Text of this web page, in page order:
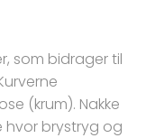
som bidrager til
(krum). Nakke
brystryg og